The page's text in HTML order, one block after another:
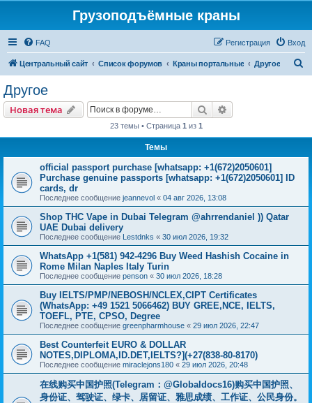
Грузоподъёмные краны
FAQ Вход
Регистрация
Центральный сайт Список форумов Краны портальные Другое
Другое
Новая тема Поиск
23 темы • Страница 1 из 1
Темы
official passport purchase [whatsapp: +1(672)2050601]
Purchase genuine passports [whatsapp: +1(672)2050601] ID
cards, dr
Последнее сообщение jeannevol « 04 авг 2026, 13:08
Shop THC Vape in Dubai Telegram @ahrrendaniel )) Qatar
UAE Dubai delivery
Последнее сообщение Lestdnks « 30 июл 2026, 19:32
WhatsApp +1(581) 942-4296 Buy Weed Hashish Cocaine in
Rome Milan Naples Italy Turin
Последнее сообщение penson « 30 июл 2026, 18:28
Buy IELTS/PMP/NEBOSH/NCLEX,CIPT Certificates
(WhatsApp: +49 1521 5066462) BUY GREE,NCE, IELTS,
TOEFL, PTE, CPSO, Degree
Последнее сообщение greenpharmhouse « 29 июл 2026, 22:47
Best Counterfeit EURO & DOLLAR
NOTES,DIPLOMA,ID.DET,IELTS?](+27(838-80-8170)
Последнее сообщение miraclejons180 « 29 июл 2026, 20:48
在线购买中国护照(Telegram：@Globaldocs16)购买中国护照、
身份证、驾驶证、绿卡、居留证、雅思成绩、工作证、公民身份。